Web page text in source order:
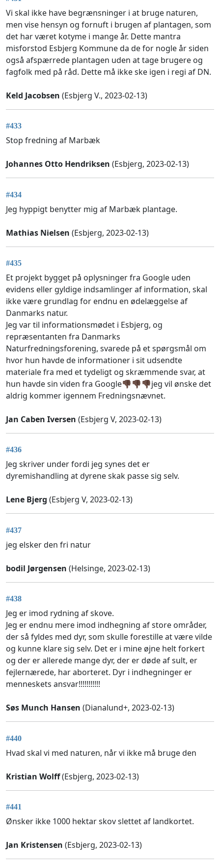
Vi skal ikke have begrænsninger i at bruge naturen,
men vise hensyn og fornuft i brugen af plantagen, som
det har været kotyme i mange år. Dette mantra
misforstod Esbjerg Kommune da de for nogle år siden
også afspærrede plantagen uden at tage brugere og
fagfolk med på råd. Dette må ikke ske igen i regi af DN.
Keld Jacobsen (Esbjerg V., 2023-02-13)
#433
Stop fredning af Marbæk
Johannes Otto Hendriksen (Esbjerg, 2023-02-13)
#434
Jeg hyppigt benytter mig af Marbæk plantage.
Mathias Nielsen (Esbjerg, 2023-02-13)
#435
Et projekt bygget på oplysninger fra Google uden
evidens eller gyldige indsamlinger af information, skal
ikke være grundlag for endnu en ødelæggelse af
Danmarks natur.
Jeg var til informationsmødet i Esbjerg, og
repræsentanten fra Danmarks
Naturfredningsforening, svarede på et spørgsmål om
hvor hun havde de informationer i sit udsendte
materiale fra med et tydeligt og skræmmende svar, at
hun havde sin viden fra Google👎🏿👎🏿👎🏿jeg vil ønske det
aldrig kommer igennem Fredningsnævnet.
Jan Caben Iversen (Esbjerg V, 2023-02-13)
#436
Jeg skriver under fordi jeg synes det er
dyremishandling at dyrene skak passe sig selv.
Lene Bjerg (Esbjerg V, 2023-02-13)
#437
jeg elsker den fri natur
bodil Jørgensen (Helsinge, 2023-02-13)
#438
Jeg er imod rydning af skove.
Jeg er endnu mere imod indhegning af store områder,
der så fyldes med dyr, som skulle forestille at være vilde
og kunne klare sig selv. Det er i mine øjne helt forkert
og der er allerede mange dyr, der er døde af sult, er
fejlernærede, har aborteret. Dyr i indhegninger er
menneskets ansvar!!!!!!!!!!!
Søs Munch Hansen (Dianalund+, 2023-02-13)
#440
Hvad skal vi med naturen, når vi ikke må bruge den
Kristian Wolff(Esbjerg, 2023-02-13)
#441
Ønsker ikke 1000 hektar skov slettet af landkortet.
Jan Kristensen (Esbjerg, 2023-02-13)